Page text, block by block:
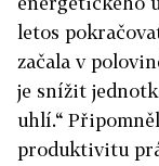
letos
začala v
je snížit
uhlí.“
produktivitu